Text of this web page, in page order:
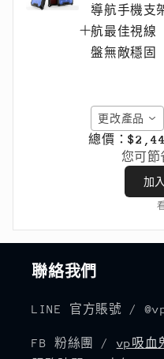
更改產品
總價：
您可節
加
聯絡我們
LINE 官方賬號 /
FB 粉絲團 / vp吸血